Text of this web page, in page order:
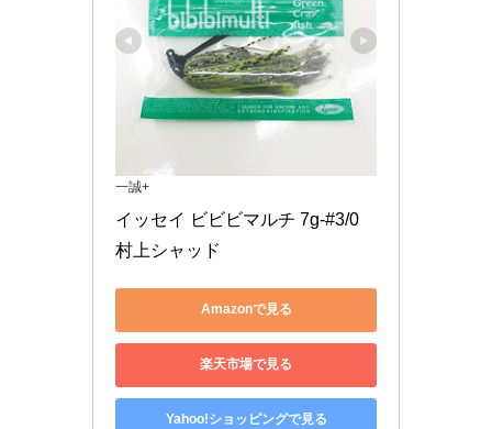
一誠+
イッセイ ビビビマルチ 7g-#3/0
村上シャッド
Amazonで見る
楽天市場で見る
Yahoo!ショッピングで見る